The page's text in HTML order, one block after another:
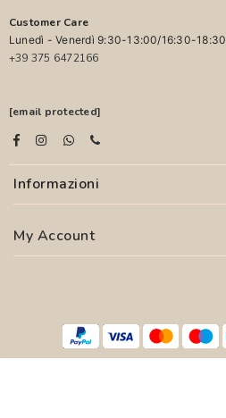
Customer Care
Lunedì - Venerdì 9:30-13:00/16:30-18:30
+39 375 6472166
[email protected]
Informazioni
My Account